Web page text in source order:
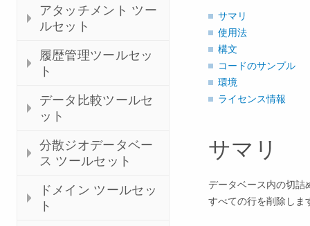
アタッチメント ツー
ルセット
履歴管理ツールセッ
ト
データ比較ツールセ
ット
分散ジオデータベー
ス ツールセット
ドメイン ツールセッ
ト
サマリ
使用法
構文
コードのサンプル
環境
ライセンス情報
サマリ
データベース内の切詰
すべての行を削除しま